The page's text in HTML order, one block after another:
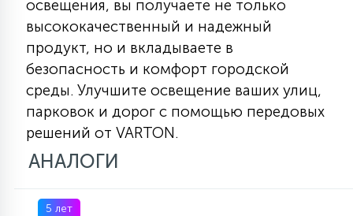
освещения, вы получаете не только
высококачественный и надежный
продукт, но и вкладываете в
безопасность и комфорт городской
среды. Улучшите освещение ваших улиц,
парковок и дорог с помощью передовых
решений от VARTON.
АНАЛОГИ
5 лет